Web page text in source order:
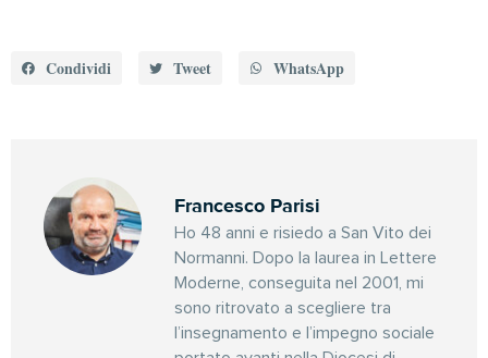
Condividi Tweet WhatsApp
Francesco Parisi
Ho 48 anni e risiedo a San Vito dei
Normanni. Dopo la laurea in Lettere
Moderne, conseguita nel 2001, mi
sono ritrovato a scegliere tra
l’insegnamento e l’impegno sociale